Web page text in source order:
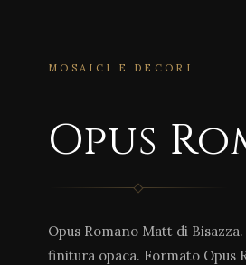
MOSAICI E DECORI
Opus
Opus Romano Matt di
finitura opaca. Formato Opus